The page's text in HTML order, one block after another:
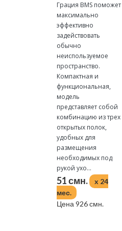
Грация BMS поможет
максимально
эффективно
задействовать
обычно
неиспользуемое
пространство.
Компактная и
функциональная,
модель
представляет собой
комбинацию из трех
открытых полок,
удобных для
размещения
необходимых под
рукой ухо...
51 смн.
x 24
мес.
Цена 926 смн.